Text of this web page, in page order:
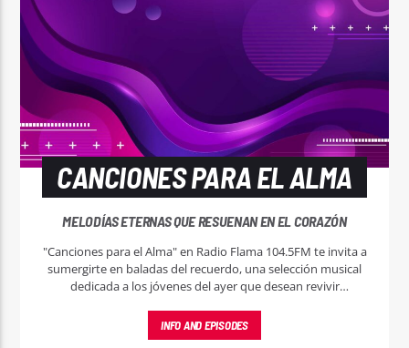
CANCIONES PARA EL ALMA
MELODÍAS ETERNAS QUE RESUENAN EN EL CORAZÓN
"Canciones para el Alma" en Radio Flama 104.5FM te invita a
sumergirte en baladas del recuerdo, una selección musical
dedicada a los jóvenes del ayer que desean revivir
su juventud.
INFO AND EPISODES